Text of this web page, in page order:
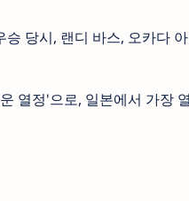
당시, 랜디 바스, 오카다
열정'으로, 일본에서 가장